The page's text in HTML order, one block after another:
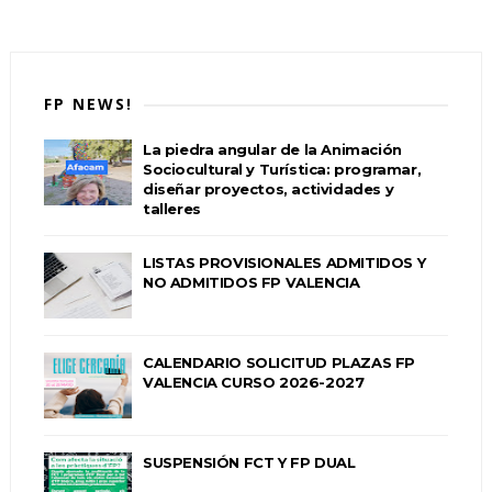
FP NEWS!
La piedra angular de la Animación
Sociocultural y Turística: programar,
diseñar proyectos, actividades y
talleres
LISTAS PROVISIONALES ADMITIDOS Y
NO ADMITIDOS FP VALENCIA
CALENDARIO SOLICITUD PLAZAS FP
VALENCIA CURSO 2026-2027
SUSPENSIÓN FCT Y FP DUAL